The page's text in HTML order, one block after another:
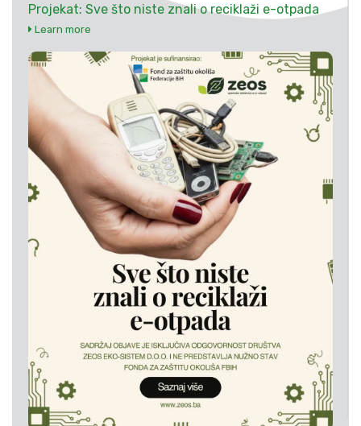
Projekat: Sve što niste znali o reciklaži e-otpada
Learn more